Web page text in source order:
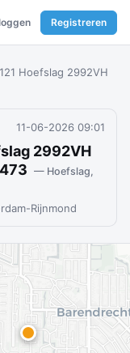
Registreren
Hoefslag 2992VH
11-06-2026 09:01
2992VH
— Hoefslag,
Rijnmond